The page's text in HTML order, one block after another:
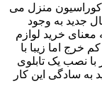
منزل می
جدید به وجود
معنای خرید لوازم
خرج اما زیبا با
نصب یک تابلوی
به سادگی این کار